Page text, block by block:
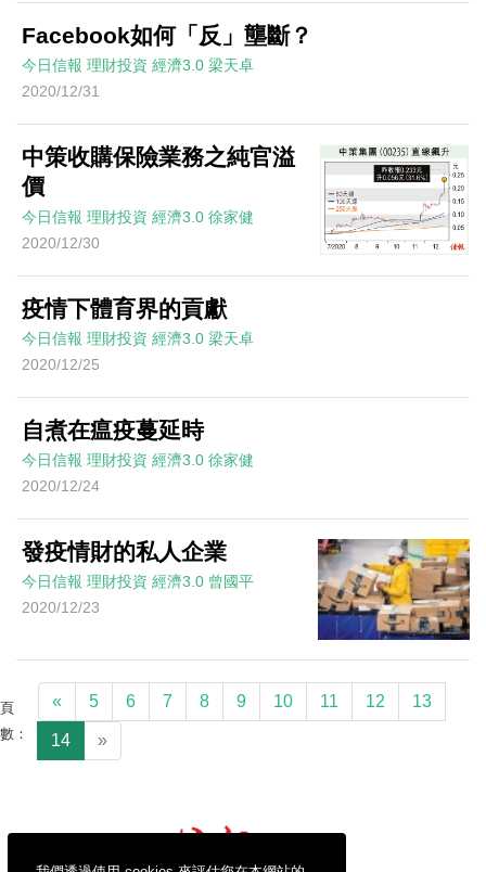
Facebook如何「反」壟斷？
今日信報 理財投資 經濟3.0 梁天卓
2020/12/31
中策收購保險業務之純官溢
價
今日信報 理財投資 經濟3.0 徐家健
2020/12/30
疫情下體育界的貢獻
今日信報 理財投資 經濟3.0 梁天卓
2020/12/25
自煮在瘟疫蔓延時
今日信報 理財投資 經濟3.0 徐家健
2020/12/24
發疫情財的私人企業
今日信報 理財投資 經濟3.0 曾國平
2020/12/23
頁
數：
« 5 6 7 8 9 10 11 12 13
14 »